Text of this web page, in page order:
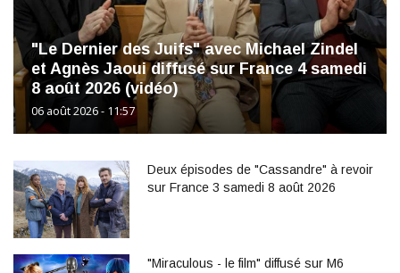
"Le Dernier des Juifs" avec Michael Zindel
et Agnès Jaoui diffusé sur France 4 samedi
8 août 2026 (vidéo)
06 août 2026 - 11:57
Deux épisodes de "Cassandre" à revoir
sur France 3 samedi 8 août 2026
"Miraculous - le film" diffusé sur M6